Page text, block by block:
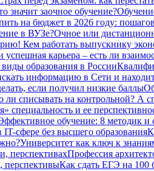
значит заочное обучение?
на бюджет в 2026 году:
в ВУЗе?Очное или
Кем работать выпускнику
карьера – есть ли
образования в России
информацию в Сети и
если получил низкие баллы
списывать на контрольной? А
специальность и ее
обучение: 8 методик и
сфере без высшего образования
Университет как ключ к
перспективахПрофессия
перспективыКак сдать ЕГЭ на 100